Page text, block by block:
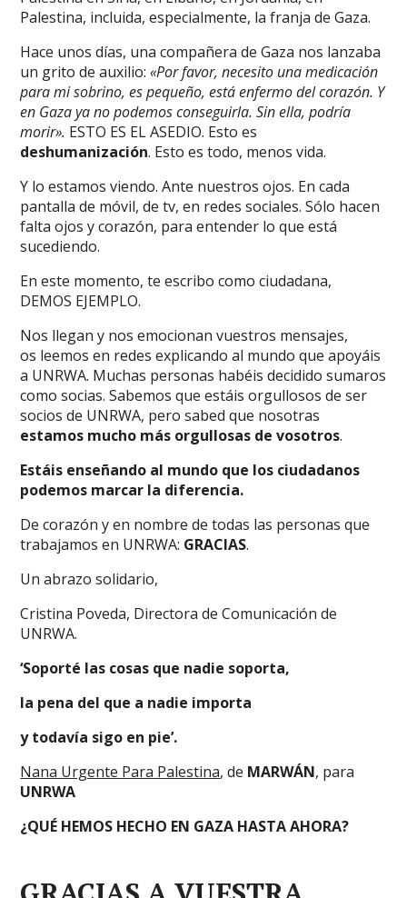
Palestina, incluida, especialmente, la franja de Gaza.
Hace unos días, una compañera de Gaza nos lanzaba
un grito de auxilio:«Por favor, necesito una medicación
para mi sobrino, es pequeño, está enfermo del corazón. Y
en Gaza ya no podemos conseguirla. Sin ella, podría
morir». ESTO ES EL ASEDIO. Esto es
deshumanización. Esto es todo, menos vida.
Y lo estamos viendo. Ante nuestros ojos. En cada
pantalla de móvil, de tv, en redes sociales. Sólo hacen
falta ojos y corazón, para entender lo que está
sucediendo.
En este momento, te escribo como ciudadana,
DEMOS EJEMPLO.
Nos llegan y nos emocionan vuestros mensajes,
os leemos en redes explicando al mundo que apoyáis
a UNRWA. Muchas personas habéis decidido sumaros
como socias. Sabemos que estáis orgullosos de ser
socios de UNRWA, pero sabed que nosotras
estamos mucho más orgullosas de vosotros.
Estáis enseñando al mundo que los ciudadanos
podemos marcar la diferencia.
De corazón y en nombre de todas las personas que
trabajamos en UNRWA: GRACIAS.
Un abrazo solidario,
Cristina Poveda, Directora de Comunicación de
UNRWA.
‘Soporté las cosas que nadie soporta,
la pena del que a nadie importa
y todavía sigo en pie’.
Nana Urgente Para Palestina, de MARWÁN, para
UNRWA
¿QUÉ HEMOS HECHO EN GAZA HASTA AHORA?